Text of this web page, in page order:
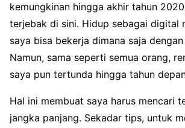
kemungkinan hingga akhir tahun
terjebak di sini. Hidup sebagai digital
saya bisa bekerja dimana saja
Namun, sama seperti semua orang,
saya pun tertunda hingga tahun
Hal ini membuat saya harus mencari
jangka panjang. Sekadar tips, untuk